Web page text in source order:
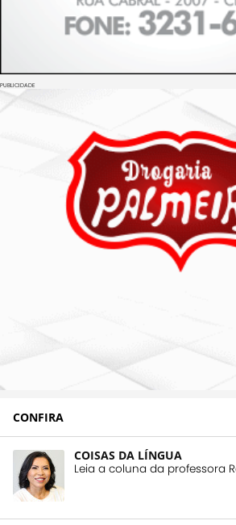
PUBLICIDADE
CONFIRA
COISAS DA LÍNGUA
Leia a coluna da professora